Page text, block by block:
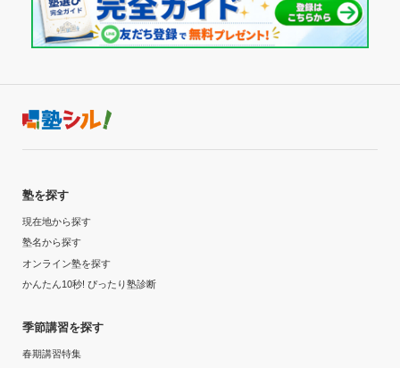
塾を探す
現在地から探す
塾名から探す
オンライン塾を探す
かんたん10秒! ぴったり塾診断
季節講習を探す
春期講習特集